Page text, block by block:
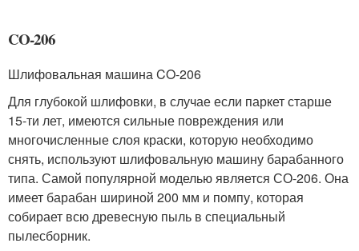
CO-206
Шлифовальная машина CO-206
Для глубокой шлифовки, в случае если паркет старше
15-ти лет, имеются сильные повреждения или
многочисленные слоя краски, которую необходимо
снять, используют шлифовальную машину барабанного
типа. Самой популярной моделью является СО-206. Она
имеет барабан шириной 200 мм и помпу, которая
собирает всю древесную пыль в специальный
пылесборник.